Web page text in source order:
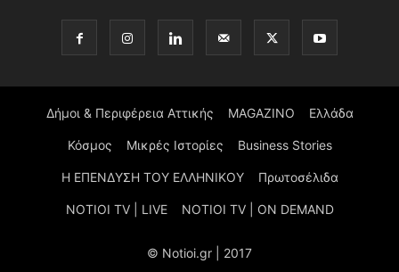
Δήμοι & Περιφέρεια Αττικής MAGAZINO Ελλάδα
Κόσμος Μικρές Ιστορίες Business Stories
Η ΕΠΕΝΔΥΣΗ ΤΟΥ ΕΛΛΗΝΙΚΟΥ Πρωτοσέλιδα
NOTIOI TV | LIVE NOTIOI TV | ON DEMAND
© Notioi.gr | 2017